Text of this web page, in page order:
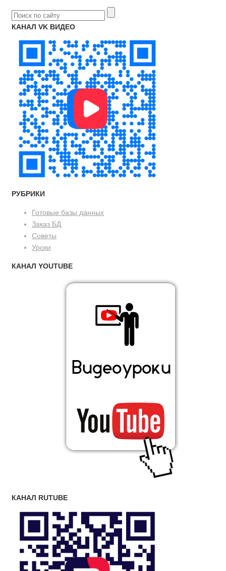
КАНАЛ VK ВИДЕО
РУБРИКИ
Готовые базы данных
Заказ БД
Советы
Уроки
КАНАЛ YOUTUBE
КАНАЛ RUTUBE